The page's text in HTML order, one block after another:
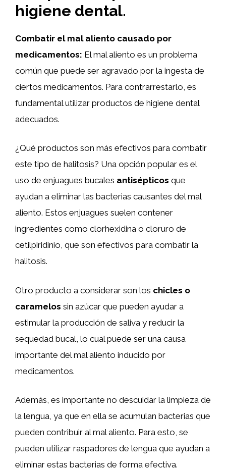
higiene dental.
Combatir el mal aliento causado por
medicamentos: El mal aliento es un problema
común que puede ser agravado por la ingesta de
ciertos medicamentos. Para contrarrestarlo, es
fundamental utilizar productos de higiene dental
adecuados.
¿Qué productos son más efectivos para combatir
este tipo de halitosis? Una opción popular es el
uso de enjuagues bucales antisépticos que
ayudan a eliminar las bacterias causantes del mal
aliento. Estos enjuagues suelen contener
ingredientes como clorhexidina o cloruro de
cetilpiridinio, que son efectivos para combatir la
halitosis.
Otro producto a considerar son los chicles o
caramelos sin azúcar que pueden ayudar a
estimular la producción de saliva y reducir la
sequedad bucal, lo cual puede ser una causa
importante del mal aliento inducido por
medicamentos.
Además, es importante no descuidar la limpieza de
la lengua, ya que en ella se acumulan bacterias que
pueden contribuir al mal aliento. Para esto, se
pueden utilizar raspadores de lengua que ayudan a
eliminar estas bacterias de forma efectiva.